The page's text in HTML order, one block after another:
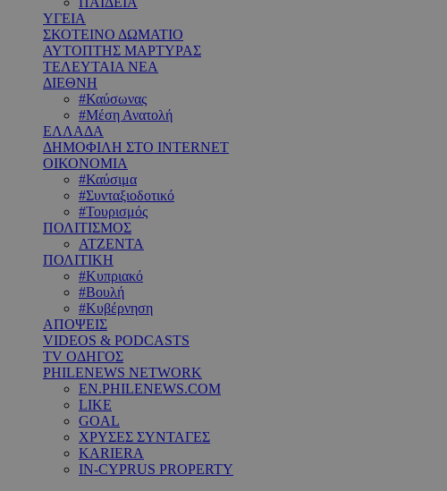
ΥΓΕΙΑ
ΣΚΟΤΕΙΝΟ ΔΩΜΑΤΙΟ
ΑΥΤΟΠΤΗΣ ΜΑΡΤΥΡΑΣ
ΤΕΛΕΥΤΑΙΑ ΝΕΑ
ΔΙΕΘΝΗ
#Καύσωνας
#Μέση Ανατολή
ΕΛΛΑΔΑ
ΔΗΜΟΦΙΛΗ ΣΤΟ INTERNET
ΟΙΚΟΝΟΜΙΑ
#Καύσιμα
#Συνταξιοδοτικό
#Τουρισμός
ΠΟΛΙΤΙΣΜΟΣ
ΑΤΖΕΝΤΑ
ΠΟΛΙΤΙΚΗ
#Κυπριακό
#Βουλή
#Κυβέρνηση
ΑΠΟΨΕΙΣ
VIDEOS & PODCASTS
TV ΟΔΗΓΟΣ
PHILENEWS NETWORK
EN.PHILENEWS.COM
LIKE
GOAL
ΧΡΥΣΕΣ ΣΥΝΤΑΓΕΣ
KARIERA
IN-CYPRUS PROPERTY